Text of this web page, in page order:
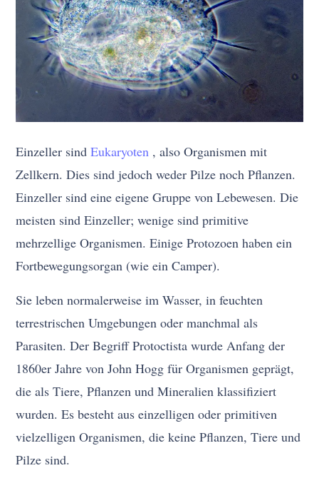
Einzeller sindEukaryoten , also Organismen mit
Zellkern. Dies sind jedoch weder Pilze noch Pflanzen.
Einzeller sind eine eigene Gruppe von Lebewesen. Die
meisten sind Einzeller; wenige sind primitive
mehrzellige Organismen. Einige Protozoen haben ein
Fortbewegungsorgan (wie ein Camper).
Sie leben normalerweise im Wasser, in feuchten
terrestrischen Umgebungen oder manchmal als
Parasiten. Der Begriff Protoctista wurde Anfang der
1860er Jahre von John Hogg für Organismen geprägt,
die als Tiere, Pflanzen und Mineralien klassifiziert
wurden. Es besteht aus einzelligen oder primitiven
vielzelligen Organismen, die keine Pflanzen, Tiere und
Pilze sind.